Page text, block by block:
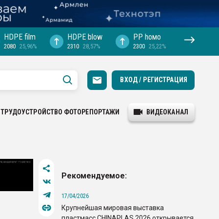
HDPE film
2080 25,96%
HDPE blow
2310 28,57%
PP hомо
2300 25,22%
ВХОД / РЕГИСТРАЦИЯ
ТРУДОУСТРОЙСТВО ФОТОРЕПОРТАЖИ ВИДЕОКАНАЛ
Рекомендуемое:
17/04/2026
Крупнейшая мировая выставка